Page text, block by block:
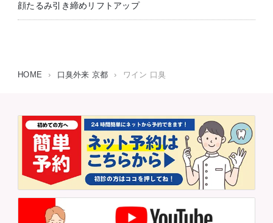
顔たるみ引き締めリフトアップ
HOME › 口臭外来 京都 › ワイン 口臭